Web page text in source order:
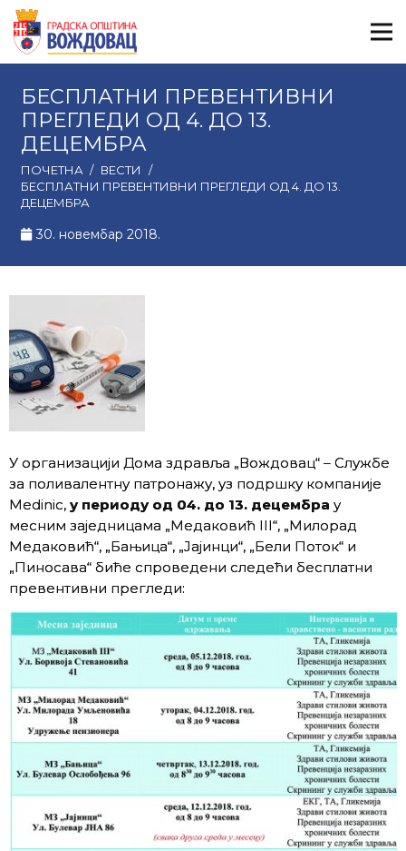
БЕСПЛАТНИ ПРЕВЕНТИВНИ
ПРЕГЛЕДИ ОД 4. ДО 13.
ДЕЦЕМБРА
ПОЧЕТНА / ВЕСТИ
/
БЕСПЛАТНИ ПРЕВЕНТИВНИ ПРЕГЛЕДИ ОД 4. ДО 13.
ДЕЦЕМБРА
30. новембар 2018.
У организацији Дома здравља „Вождовац“ – Службе
за поливалентну патронажу, уз подршку компанијe
Medinic, у периоду од 04. до 13. децембра у
месним заједницама „Медаковић III“, „Милорад
Медаковић“, „Бањица“, „Јајинци“, „Бели Поток“ и
„Пиносава“ биће спроведени следећи бесплатни
превентивни прегледи: